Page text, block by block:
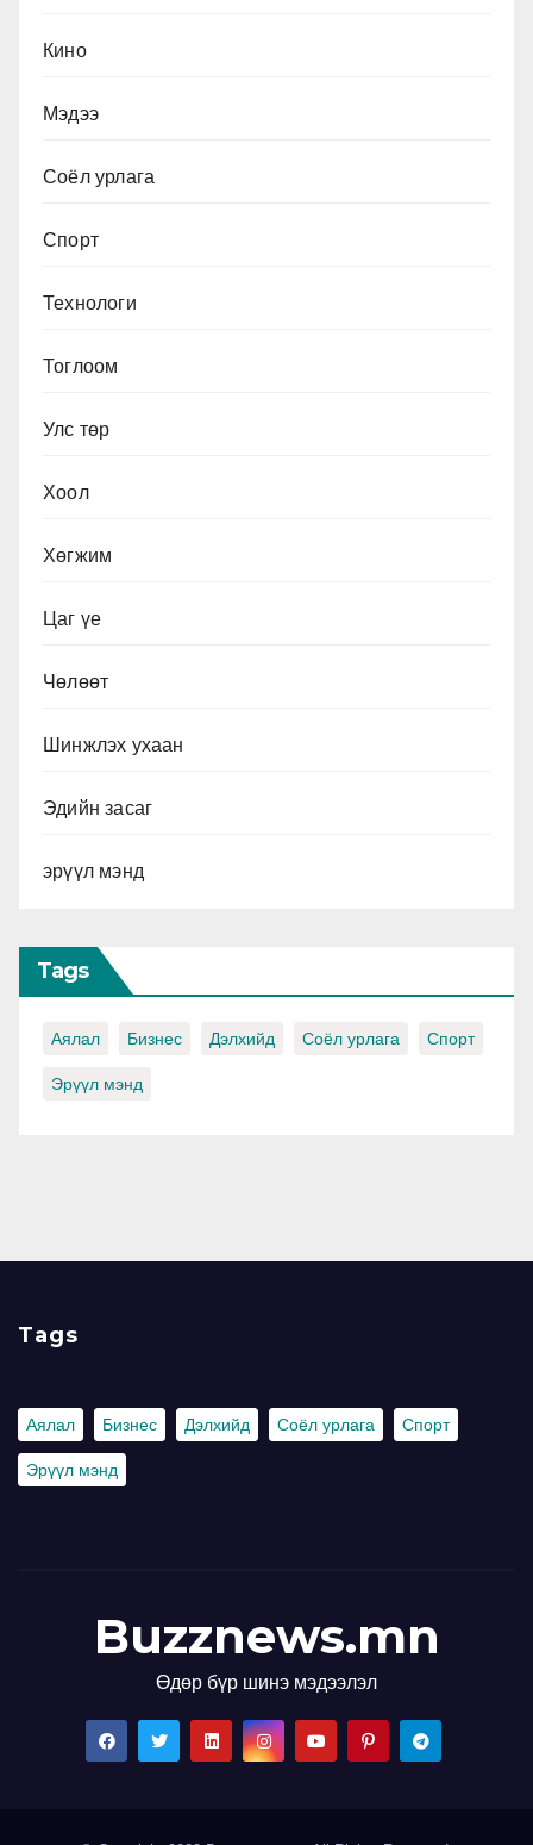
Кино
Мэдээ
Соёл урлага
Спорт
Технологи
Тоглоом
Улс төр
Хоол
Хөгжим
Цаг үе
Чөлөөт
Шинжлэх ухаан
Эдийн засаг
эрүүл мэнд
Tags
Аялал Бизнес Дэлхийд Соёл урлага Спорт
Эрүүл мэнд
Tags
Аялал Бизнес Дэлхийд Соёл урлага Спорт
Эрүүл мэнд
Buzznews.mn
Өдөр бүр шинэ мэдээлэл